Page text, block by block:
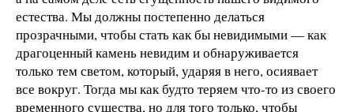
естества. Мы должны постепенно делаться
прозрачными, чтобы стать как бы невидимыми — как
драгоценный камень невидим и обнаруживается
только тем светом, который, ударяя в него, осиявает
все вокруг. Тогда мы как будто теряем что-то из своего
временного существа, но для того только, чтобы